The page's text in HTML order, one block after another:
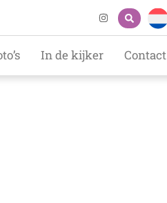
In de kijker Contact